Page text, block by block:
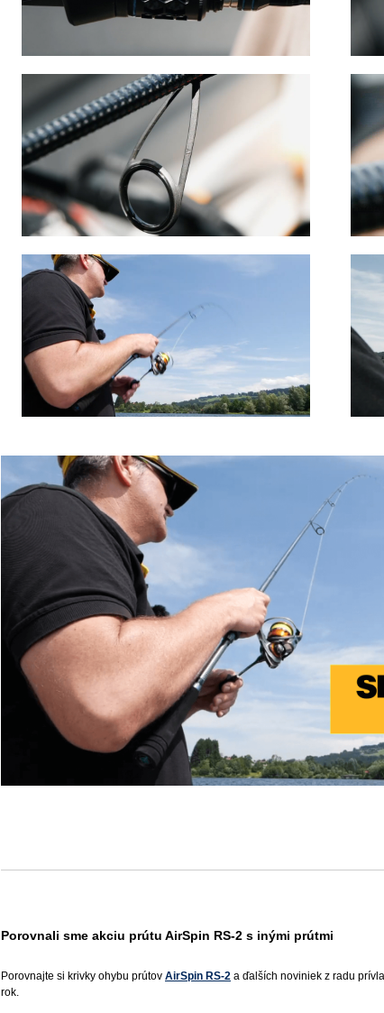
Porovnali sme akciu prútu AirSpin RS-2 s inými prútmi
Porovnajte si krivky ohybu prútov AirSpin RS-2 a ďalších noviniek z radu
rok.